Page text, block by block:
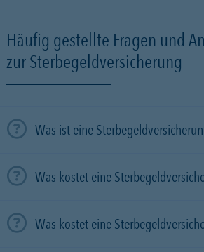
Häufig gestellte Fragen und
zur Sterbegeldversicherung
Was ist eine
Was kostet eine
Was kostet eine